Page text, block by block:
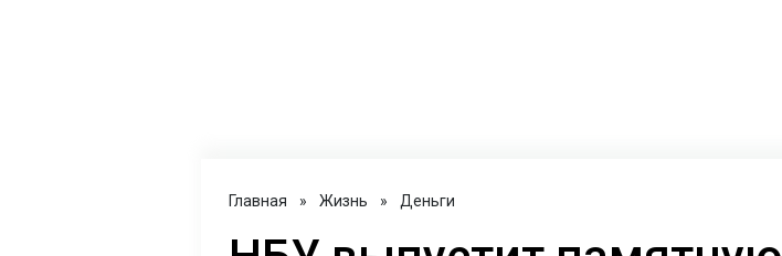
Главная » Жизнь » Деньги